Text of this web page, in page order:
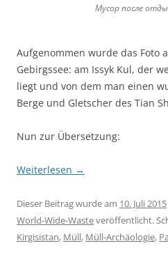
Мусор после
Aufgenommen wurde das Foto
Gebirgssee: am Issyk Kul, der
liegt und von dem man einen
Berge und Gletscher des Tian
Nun zur Übersetzung:
Weiterlesen →
Dieser Beitrag wurde am 10. Juli 2015
World-Wide-Wasteveröffentlicht.
Kirgisistan, Müll, Müll-Archäologie,